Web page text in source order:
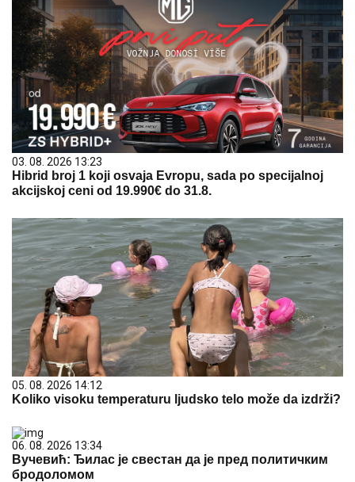
03. 08. 2026 13:23
Hibrid broj 1 koji osvaja Evropu, sada po specijalnoj
akcijskoj ceni od 19.990€ do 31.8.
05. 08. 2026 14:12
Koliko visoku temperaturu ljudsko telo može da izdrži?
06. 08. 2026 13:34
Вучевић: Ђилас је свестан да је пред политичким
бродоломом